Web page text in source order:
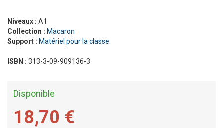
Niveaux : A1
Collection : Macaron
Support : Matériel pour la classe
ISBN : 313-3-09-909136-3
Disponible
18,70 €